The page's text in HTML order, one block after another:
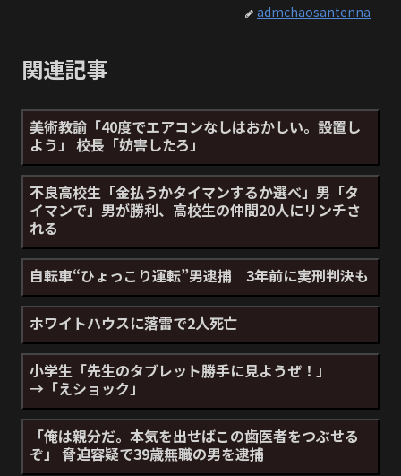
admchaosantenna
関連記事
美術教諭「40度でエアコンなしはおかしい。設置し
よう」 校長「妨害したろ」
不良高校生「金払うかタイマンするか選べ」男「タ
イマンで」男が勝利、高校生の仲間20人にリンチさ
れる
自転車“ひょっこり運転”男逮捕 3年前に実刑判決も
ホワイトハウスに落雷で2人死亡
小学生「先生のタブレット勝手に見ようぜ！」
→「えショック」
「俺は親分だ。本気を出せばこの歯医者をつぶせる
ぞ」 脅迫容疑で39歳無職の男を逮捕